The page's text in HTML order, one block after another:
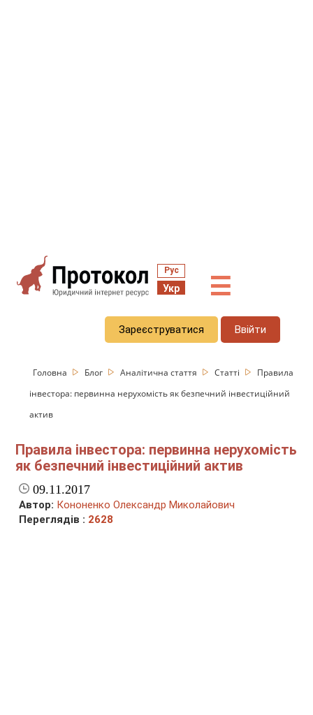
Рус
Укр ☰
Зареєструватися Ввійти
Головна Блог Аналітична стаття Статті
Правила
інвестора: первинна нерухомість як безпечний інвестиційний
актив
Правила інвестора: первинна нерухомість
як безпечний інвестиційний актив
09.11.2017
Автор: Кононенко Олександр Миколайович
Переглядів : 2628